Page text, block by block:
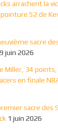
arrachent la
52 de
sacre
9 juin 2026
Miller, 34
en finale
sacre des
1 juin 2026